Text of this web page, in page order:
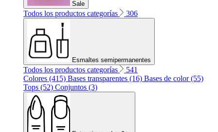
Sale
Todos los productos categorías 306
Esmaltes semipermanentes
Todos los productos categorías
541
Colores (415) Bases transparentes (16) Bases de color (55)
Tops (52) Conjuntos (3)